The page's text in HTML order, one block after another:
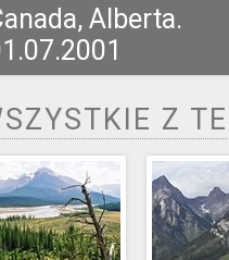
Alberta.
Z